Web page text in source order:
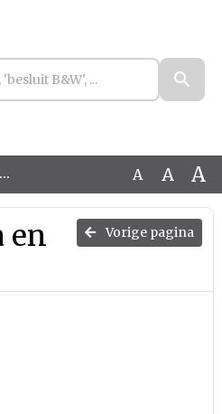
A A A
Vorige pagina
en